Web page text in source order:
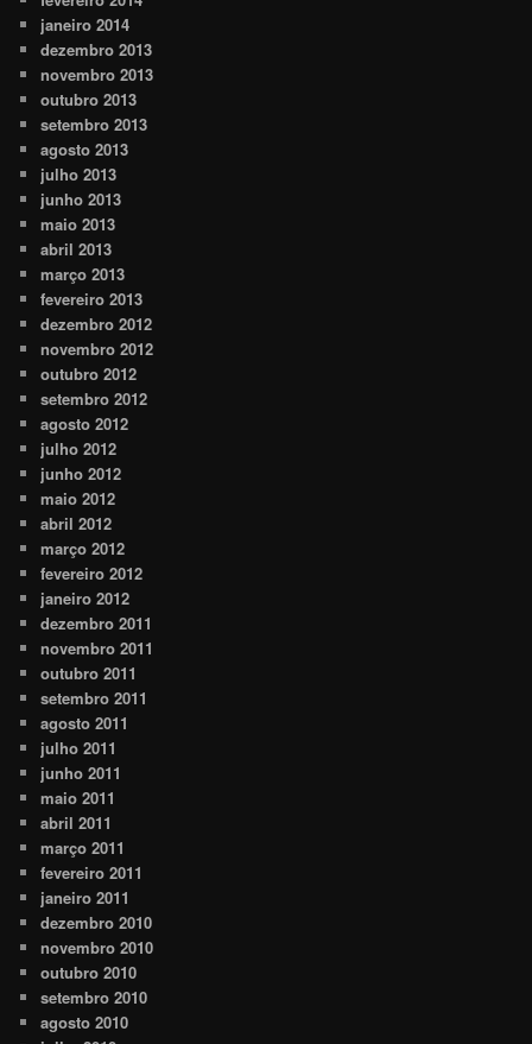
janeiro 2014
dezembro 2013
novembro 2013
outubro 2013
setembro 2013
agosto 2013
julho 2013
junho 2013
maio 2013
abril 2013
março 2013
fevereiro 2013
dezembro 2012
novembro 2012
outubro 2012
setembro 2012
agosto 2012
julho 2012
junho 2012
maio 2012
abril 2012
março 2012
fevereiro 2012
janeiro 2012
dezembro 2011
novembro 2011
outubro 2011
setembro 2011
agosto 2011
julho 2011
junho 2011
maio 2011
abril 2011
março 2011
fevereiro 2011
janeiro 2011
dezembro 2010
novembro 2010
outubro 2010
setembro 2010
agosto 2010